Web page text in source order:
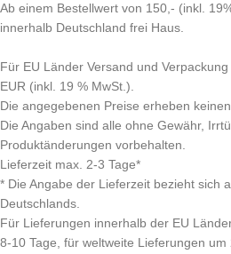
Ab einem Bestellwert von 150,- (inkl.
innerhalb Deutschland frei Haus.
Für EU Länder Versand und
EUR (inkl. 19 % MwSt.).
Die angegebenen Preise erheben
Die Angaben sind alle ohne Gewähr,
Produktänderungen vorbehalten.
Lieferzeit max. 2-3 Tage*
* Die Angabe der Lieferzeit bezieht sich
Deutschlands.
Für Lieferungen innerhalb der EU
8-10 Tage, für weltweite Lieferungen um